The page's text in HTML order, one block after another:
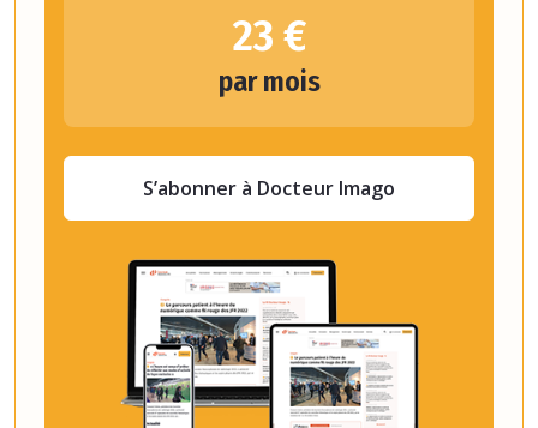
23 €
par mois
S’abonner à Docteur Imago